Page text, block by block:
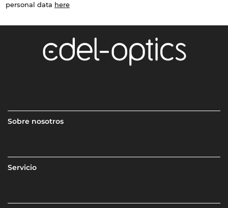
personal data here
Sobre nosotros
Servicio